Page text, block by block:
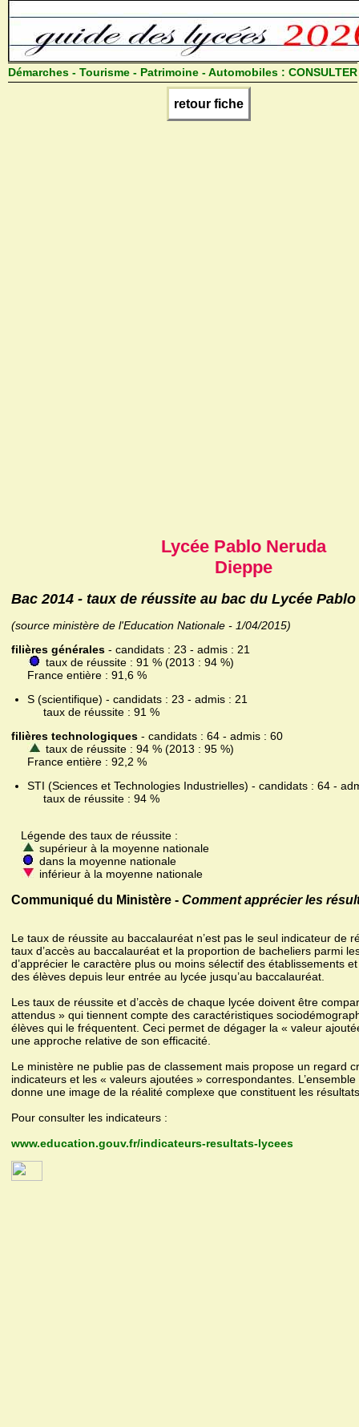
Démarches - Tourisme - Patrimoine - Automobiles : CONSULTER
retour fiche
Lycée Pablo Neruda
Dieppe
Bac 2014 - taux de réussite au bac du Lycée
(source ministère de l'Education Nationale - 1/04/2015)
filières générales - candidats : 23 - admis : 21
taux de réussite : 91 % (2013 : 94 %)
France entière : 91,6 %
S (scientifique) - candidats : 23 - admis : 21
taux de réussite : 91 %
filières technologiques - candidats : 64 - admis : 60
taux de réussite : 94 % (2013 : 95 %)
France entière : 92,2 %
STI (Sciences et Technologies Industrielles) - candidats : 64 -
taux de réussite : 94 %
Légende des taux de réussite :
supérieur à la moyenne nationale
dans la moyenne nationale
inférieur à la moyenne nationale
Communiqué du Ministère - Comment apprécier les
Le taux de réussite au baccalauréat n’est pas le seul indicateur de
taux d’accès au baccalauréat et la proportion de bacheliers parmi
d’apprécier le caractère plus ou moins sélectif des établissements
des élèves depuis leur entrée au lycée jusqu’au baccalauréat.
Les taux de réussite et d’accès de chaque lycée doivent être
attendus » qui tiennent compte des caractéristiques
élèves qui le fréquentent. Ceci permet de dégager la « valeur
une approche relative de son efficacité.
Le ministère ne publie pas de classement mais propose un regard
indicateurs et les « valeurs ajoutées » correspondantes.
donne une image de la réalité complexe que constituent les
Pour consulter les indicateurs :
www.education.gouv.fr/indicateurs-resultats-lycees